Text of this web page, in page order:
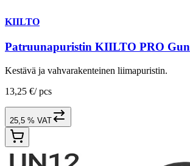
KIILTO
Patruunapuristin KIILTO PRO Gun
Kestävä ja vahvarakenteinen liimapuristin.
13,25 €/ pcs
25,5 % VAT